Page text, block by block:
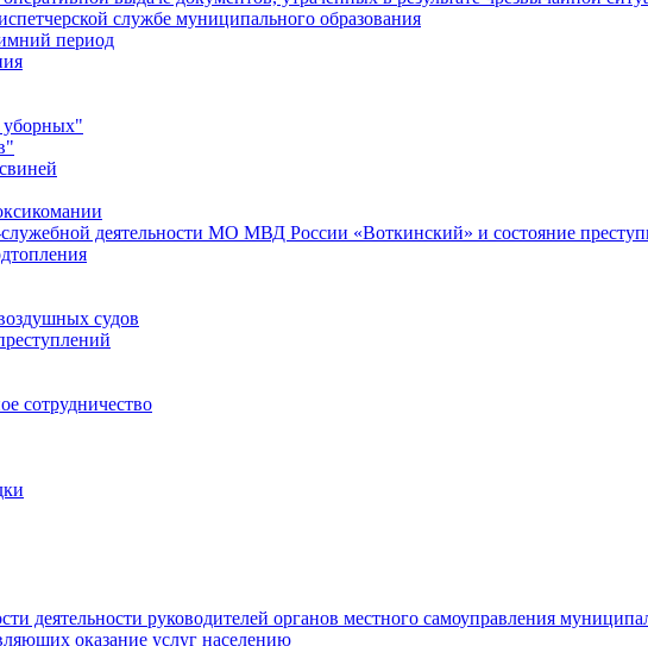
службе муниципального образования
период
уборных"
служебной деятельности МО МВД России «Воткинский» и состояние
судов
сотрудничество
деятельности руководителей органов местного самоуправления
оказание услуг населению